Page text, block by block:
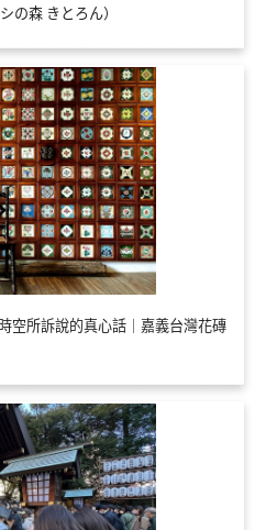
森 きとろん）
空所訴說的真心話｜嘉義台灣花磚